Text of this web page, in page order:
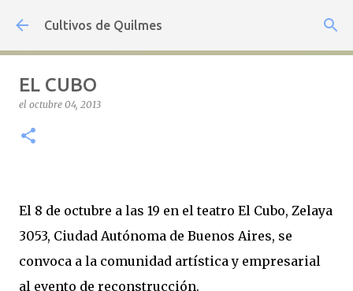
Ir al contenido principal
Cultivos de Quilmes
EL CUBO
el octubre 04, 2013
El 8 de octubre a las 19 en el teatro El Cubo, Zelaya
3053, Ciudad Autónoma de Buenos Aires, se
convoca a la comunidad artística y empresarial
al evento de reconstrucción.